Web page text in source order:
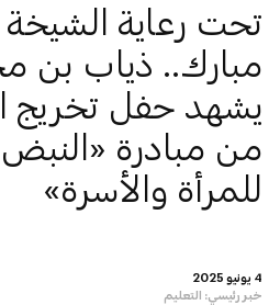
4 يونيو 2025
خبر رئيسي: التعليم
تحت رعاية
مبارك.. ذياب بن
يشهد حفل تخريج
من مبادرة «النبض
للمرأة والأسرة»